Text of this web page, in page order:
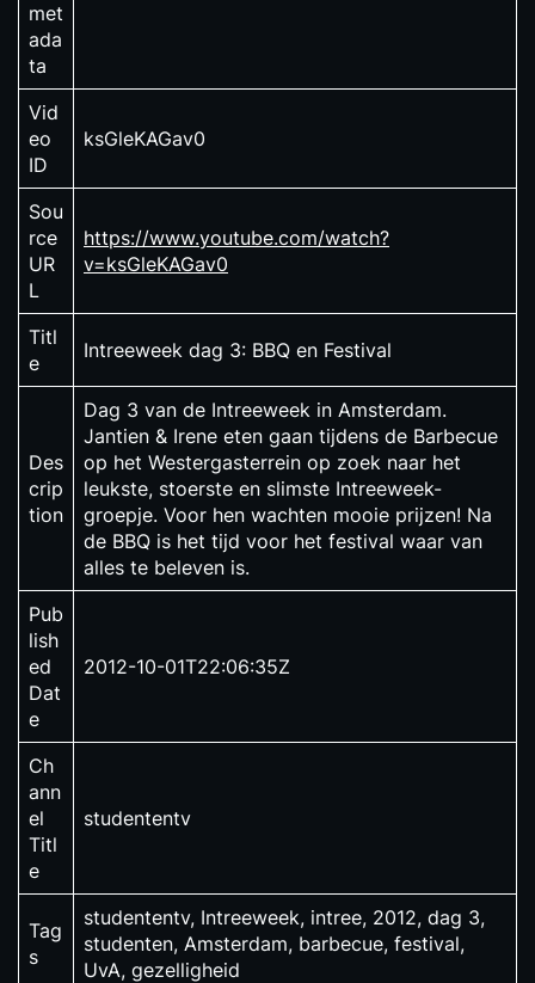
met
ada
ta
Vid
eo
ID
ksGleKAGav0
Sou
rce
UR
L
https://www.youtube.com/watch?
v=ksGleKAGav0
Titl
e
Intreeweek dag 3: BBQ en Festival
Des
crip
tion
Dag 3 van de Intreeweek in Amsterdam.
Jantien & Irene eten gaan tijdens de Barbecue
op het Westergasterrein op zoek naar het
leukste, stoerste en slimste Intreeweek-
groepje. Voor hen wachten mooie prijzen! Na
de BBQ is het tijd voor het festival waar van
alles te beleven is.
Pub
lish
ed
Dat
e
2012-10-01T22:06:35Z
Ch
ann
el
Titl
e
studententv
Tag
s
studententv, Intreeweek, intree, 2012, dag 3,
studenten, Amsterdam, barbecue, festival,
UvA, gezelligheid